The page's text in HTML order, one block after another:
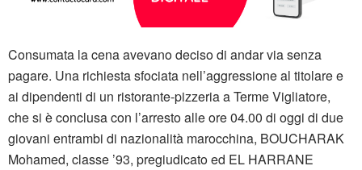
Consumata la cena avevano deciso di andar via senza
pagare. Una richiesta sfociata nell’aggressione al titolare e
ai dipendenti di un ristorante-pizzeria a Terme Vigliatore,
che si è conclusa con l’arresto alle ore 04.00 di oggi di due
giovani entrambi di nazionalità marocchina, BOUCHARAK
Mohamed, classe ’93, pregiudicato ed EL HARRANE